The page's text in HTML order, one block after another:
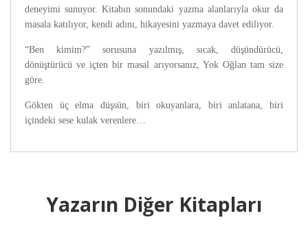
deneyimi sunuyor. Kitabın sonundaki yazma alanlarıyla okur da
masala katılıyor, kendi adını, hikayesini yazmaya davet ediliyor.
“Ben kimim?” sorusuna yazılmış, sıcak, düşündürücü,
dönüştürücü ve içten bir masal arıyorsanız, Yok Oğlan tam size
göre.
Gökten üç elma düşsün, biri okuyanlara, biri anlatana, biri
içindeki sese kulak verenlere…
Yazarın Diğer Kitapları